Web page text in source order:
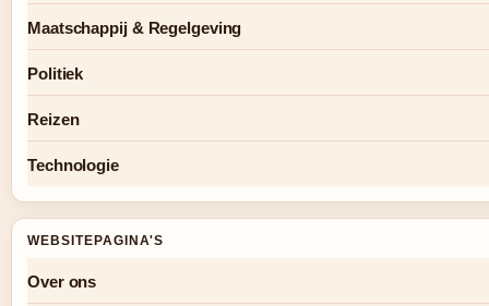
Maatschappij & Regelgeving
Politiek
Reizen
Technologie
WEBSITEPAGINA'S
Over ons